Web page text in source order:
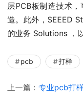
层PCB板制造技术
造。此外，SEEED
的业务 Solutions ，
pcb 打样
上一篇： 专业pcb打